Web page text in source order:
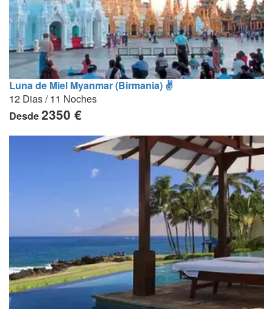
Luna de Miel Myanmar (Birmania) ✌
12 Dias / 11 Noches
Desde2350 €